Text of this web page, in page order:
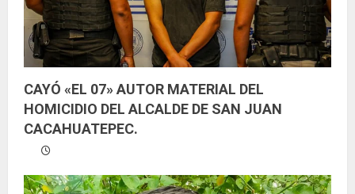
CAYÓ «EL 07» AUTOR MATERIAL DEL
HOMICIDIO DEL ALCALDE DE SAN JUAN
CACAHUATEPEC.